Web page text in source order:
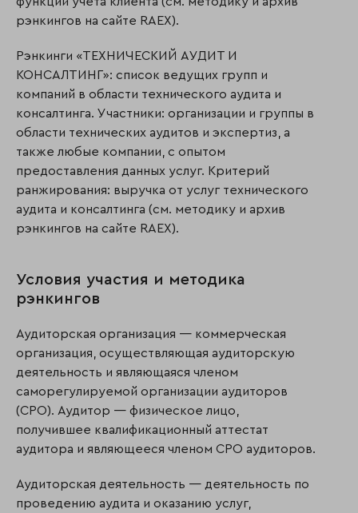
рэнкингов на сайте RAEX).
Рэнкинги «ТЕХНИЧЕСКИЙ АУДИТ И
КОНСАЛТИНГ»: список ведущих групп и
компаний в области технического аудита и
консалтинга. Участники: организации и группы в
области технических аудитов и экспертиз, а
также любые компании, с опытом
предоставления данных услуг. Критерий
ранжирования: выручка от услуг технического
аудита и кон­салтинга (см. методику и архив
рэнкингов на сайте RAEX).
Условия участия и методика
рэнкингов
Аудиторская организация — коммерческая
организация, осуществляющая аудиторскую
деятельность и являющаяся членом
саморегулируемой организации аудиторов
(СРО). Аудитор — физическое лицо,
получившее квалификационный аттестат
аудитора и являющееся членом СРО аудиторов.
Аудиторская деятельность — деятельность по
проведению аудита и оказанию услуг,